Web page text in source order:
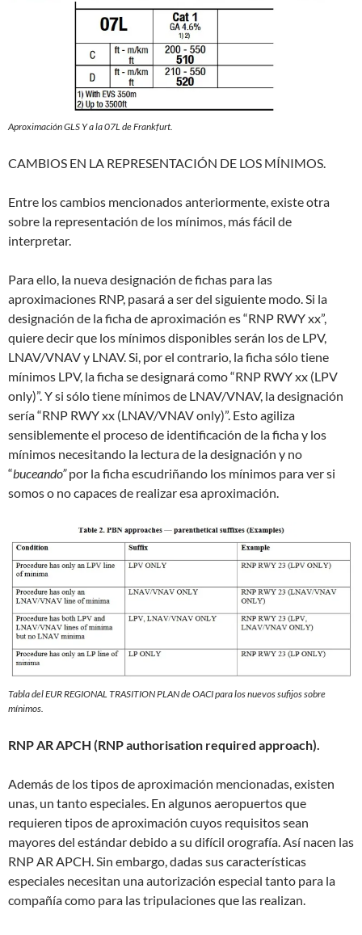
Aproximación GLS Y a la 07L de Frankfurt.
CAMBIOS EN LA REPRESENTACIÓN DE LOS MÍNIMOS.
Entre los cambios mencionados anteriormente, existe otra
sobre la representación de los mínimos, más fácil de
interpretar.
Para ello, la nueva designación de fichas para las
aproximaciones RNP, pasará a ser del siguiente modo. Si la
designación de la ficha de aproximación es “RNP RWY xx”,
quiere decir que los mínimos disponibles serán los de LPV,
LNAV/VNAV y LNAV. Si, por el contrario, la ficha sólo tiene
mínimos LPV, la ficha se designará como “RNP RWY xx (LPV
only)”. Y si sólo tiene mínimos de LNAV/VNAV, la designación
sería “RNP RWY xx (LNAV/VNAV only)”. Esto agiliza
sensiblemente el proceso de identificación de la ficha y los
mínimos necesitando la lectura de la designación y no
“buceando”por la ficha escudriñando los mínimos para ver si
somos o no capaces de realizar esa aproximación.
Tabla del EUR REGIONAL TRASITION PLAN de OACI para los nuevos sufijos sobre
mínimos.
RNP AR APCH (RNP authorisation required approach).
Además de los tipos de aproximación mencionadas, existen
unas, un tanto especiales. En algunos aeropuertos que
requieren tipos de aproximación cuyos requisitos sean
mayores del estándar debido a su difícil orografía. Así nacen las
RNP AR APCH. Sin embargo, dadas sus características
especiales necesitan una autorización especial tanto para la
compañía como para las tripulaciones que las realizan.